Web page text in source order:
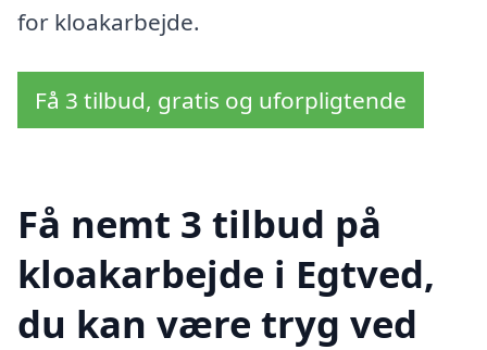
for kloakarbejde.
Få 3 tilbud, gratis og uforpligtende
Få nemt 3 tilbud på
kloakarbejde i Egtved,
du kan være tryg ved